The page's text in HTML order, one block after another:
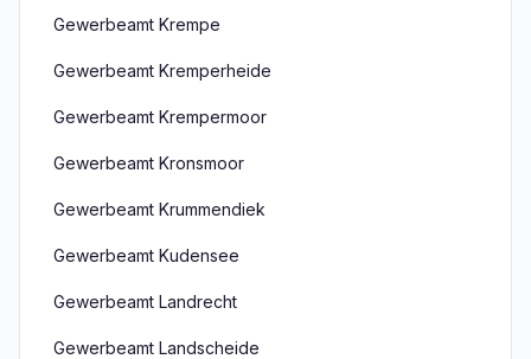
Gewerbeamt Krempe
Gewerbeamt Kremperheide
Gewerbeamt Krempermoor
Gewerbeamt Kronsmoor
Gewerbeamt Krummendiek
Gewerbeamt Kudensee
Gewerbeamt Landrecht
Gewerbeamt Landscheide